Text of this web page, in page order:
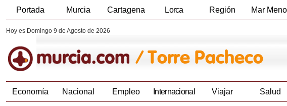
Portada Murcia Cartagena Lorca Región Mar
Hoy es Domingo 9 de Agosto de 2026
Economía Nacional Empleo Internacional Viajar Salud